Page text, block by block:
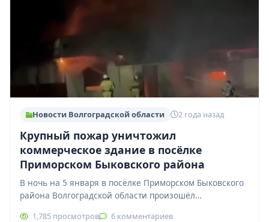
Новости Волгоградской области 2 года назад
Крупный пожар уничтожил
коммерческое здание в посёлке
Приморском Быковского района
В ночь на 5 января в посёлке Приморском Быковского
района Волгоградской области произошёл
1,785 просмотров 6 комментариев